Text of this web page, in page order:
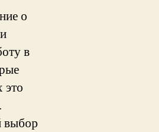
о
в
это
выбор